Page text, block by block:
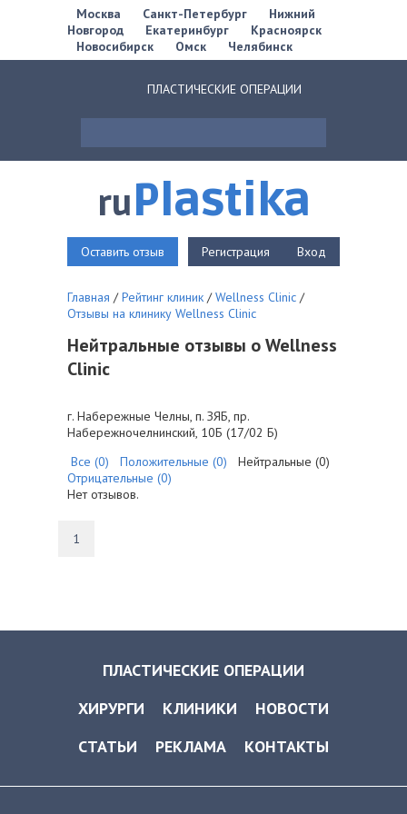
Москва Санкт-Петербург
Нижний
Новгород
Екатеринбург
Красноярск
Новосибирск
Омск Челябинск
ПЛАСТИЧЕСКИЕ ОПЕРАЦИИ
ruPlastika
Оставить отзыв Регистрация Вход
Главная / Рейтинг клиник / Wellness Clinic /
Отзывы на клинику Wellness Clinic
Нейтральные отзывы о Wellness
Clinic
г. Набережные Челны, п. ЗЯБ, пр.
Набережночелнинский, 10Б (17/02 Б)
Все (0)
Положительные (0) Нейтральные (0)
Отрицательные (0)
Нет отзывов.
1
ПЛАСТИЧЕСКИЕ ОПЕРАЦИИ
ХИРУРГИ
КЛИНИКИ
НОВОСТИ
СТАТЬИ
РЕКЛАМА КОНТАКТЫ